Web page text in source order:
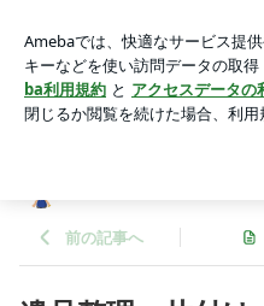
料出張買取査定！ | リサイク
アプリをダウンロードして ブロ
ょう。
前の記事へ